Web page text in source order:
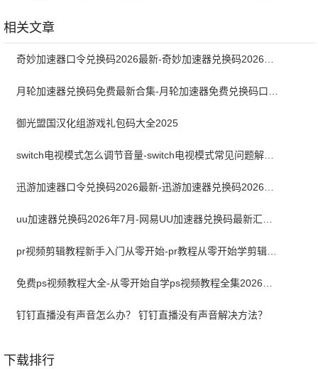
相关文章
御光盟国汉化组游戏礼包码大全2025
switch电视模式怎么调节音量-switch电视模式常见问题解决方案
pr视频剪辑教程新手入门从零开始-pr教程从零开始学剪辑全集免费
钉钉直播没有声音怎么办？ 钉钉直播没有声音解决方法？
下载排行